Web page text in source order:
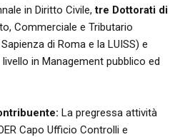
in Diritto Civile,tre Dottorati di
Commerciale e Tributario
di Roma e la LUISS) e
in Management pubblico ed
La pregressa attività
Capo Ufficio Controlli e